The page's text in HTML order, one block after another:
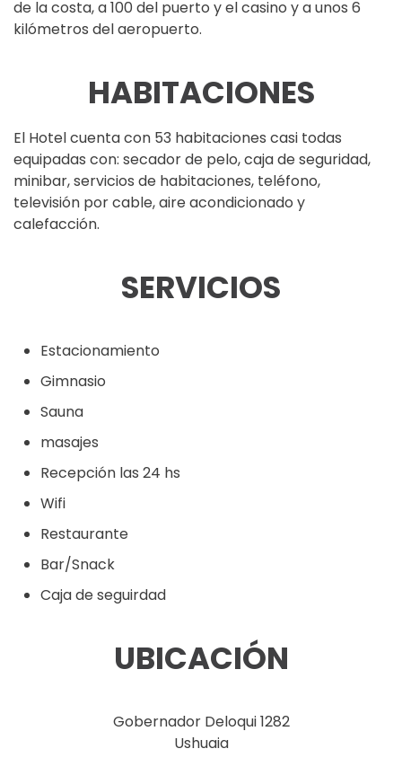
de la costa, a 100 del puerto y el casino y a unos 6
kilómetros del aeropuerto.
HABITACIONES
El Hotel cuenta con 53 habitaciones casi todas
equipadas con: secador de pelo, caja de seguridad,
minibar, servicios de habitaciones, teléfono,
televisión por cable, aire acondicionado y
calefacción.
SERVICIOS
Estacionamiento
Gimnasio
Sauna
masajes
Recepción las 24 hs
Wifi
Restaurante
Bar/Snack
Caja de seguirdad
UBICACIÓN
Gobernador Deloqui 1282
Ushuaia